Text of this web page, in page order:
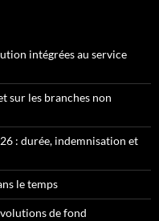
intégrées au service
sur les branches non
: durée, indemnisation et
le temps
de fond